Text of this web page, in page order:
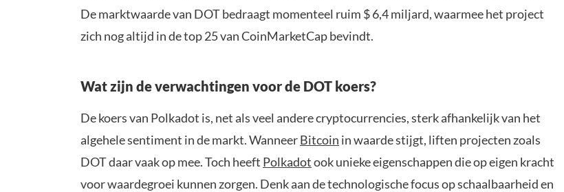
De marktwaarde van DOT bedraagt momenteel ruim $ 6,4 miljard, waarmee het project
zich nog altijd in de top 25 van CoinMarketCap bevindt.
Wat zijn de verwachtingen voor de DOT koers?
De koers van Polkadot is, net als veel andere cryptocurrencies, sterk afhankelijk van het
algehele sentiment in de markt. WanneerBitcoin in waarde stijgt, liften projecten zoals
DOT daar vaak op mee. Toch heeft Polkadotook unieke eigenschappen die op eigen kracht
voor waardegroei kunnen zorgen. Denk aan de technologische focus op schaalbaarheid en